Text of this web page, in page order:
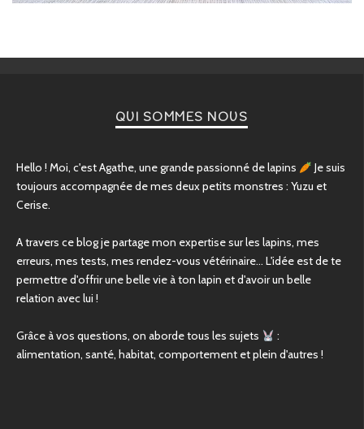
QUI SOMMES NOUS
Hello ! Moi, c'est Agathe, une grande passionné de lapins
Je suis
toujours accompagnée de mes deux petits monstres : Yuzu et
Cerise.
A travers ce blog je partage mon expertise sur les lapins, mes
erreurs, mes tests, mes rendez-vous vétérinaire... L'idée est de te
permettre d'offrir une belle vie à ton lapin et d'avoir un belle
relation avec lui !
Grâce à vos questions, on aborde tous les sujets
:
alimentation, santé, habitat, comportement et plein d'autres !